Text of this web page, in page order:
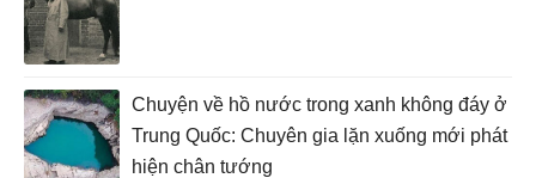
Chuyện về hồ nước trong xanh không đáy ở
Trung Quốc: Chuyên gia lặn xuống mới phát
hiện chân tướng